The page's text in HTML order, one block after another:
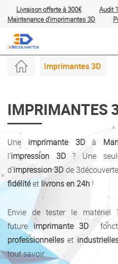
Livraison offerte à 300€ Audit
Maintenance d'imprimantes 3D
Imprimantes 3D
IMPRIMANTES
Une imprimante 3Dà
l'impression 3D? Une
d'impression 3Dde
fidélitéet livrons en 24h !
Envie de tester le matériel
futureimprimante 3D
professionnelleset
tout savoir.